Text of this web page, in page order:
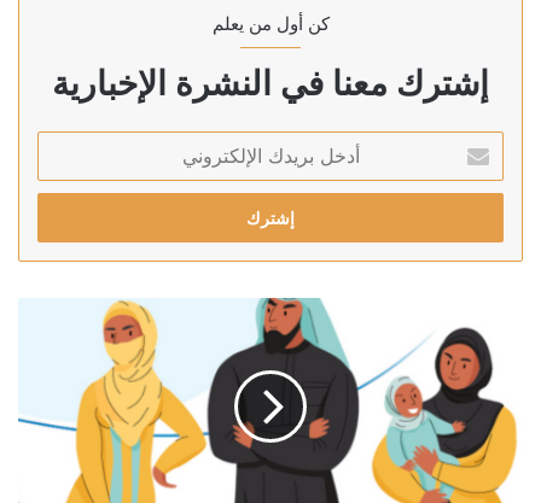
كن أول من يعلم
إشترك معنا في النشرة الإخبارية
بريدك
الإلكتروني